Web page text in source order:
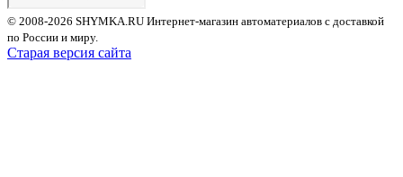
© 2008-2026 SHYMKA.RU Интернет-магазин автоматериалов с доставкой
по России и миру.
Старая версия сайта